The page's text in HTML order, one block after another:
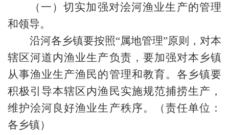
（一）切实加强对浍河渔业生产的管理
和领导。
沿河各乡镇要按照“属地管理”原则，对本
辖区河道内渔业生产负责，要加强对本乡镇
从事渔业生产渔民的管理和教育。各乡镇要
积极引导本辖区内渔民实施规范捕捞生产，
维护浍河良好渔业生产秩序。（责任单位：
各乡镇）